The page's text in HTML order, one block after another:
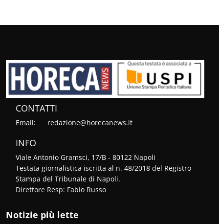
CONTATTI
Email: redazione@horecanews.it
INFO
Viale Antonio Gramsci, 17/B - 80122 Napoli
Testata giornalistica iscritta al n. 48/2018 del Registro
Stampa del Tribunale di Napoli.
Direttore Resp: Fabio Russo
Notizie più lette